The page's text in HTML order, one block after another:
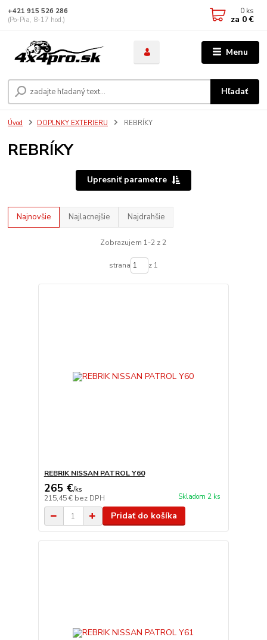
Menu
Hľadať
+421 915 526 286
(Po-Pia, 8-17 hod.)
0 ks
za 0 €
Úvod DOPLNKY EXTERIERU REBRÍKY
REBRÍKY
Upresniť parametre
Najnovšie Najlacnejšie Najdrahšie
Zobrazujem 1-2 z 2
strana z 1
REBRIK NISSAN PATROL Y60
265 €/ks
215,45 € bez DPH Skladom 2 ks
Pridať do košíka